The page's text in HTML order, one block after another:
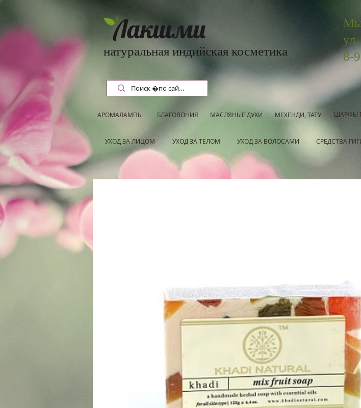
Лакшми
натуральная индийская косметика
8-
АРОМАЛАМПЫ БЛАГОВОНИЯ МАСЛЯНЫЕ ДУХИ МЕХЕНДИ, ТАТУ ШАРФЫ
УХОД ЗА ЛИЦОМ УХОД ЗА ТЕЛОМ УХОД ЗА ВОЛОСАМИ СРЕДСТВА